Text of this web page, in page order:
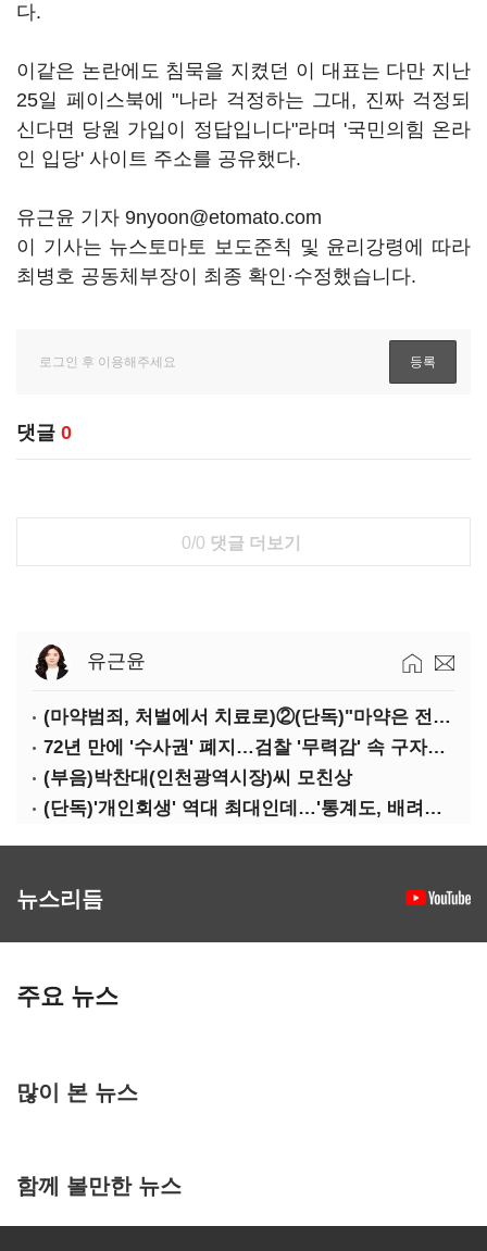
다.
이같은 논란에도 침묵을 지켰던 이 대표는 다만 지난
25일 페이스북에 "나라 걱정하는 그대, 진짜 걱정되
신다면 당원 가입이 정답입니다"라며 '국민의힘 온라
인 입당' 사이트 주소를 공유했다.
유근윤 기자 9nyoon@etomato.com
이 기사는 뉴스토마토 보도준칙 및 윤리강령에 따라
최병호 공동체부장이 최종 확인·수정했습니다.
댓글 0
0/0 댓글 더보기
유근윤
(마약범죄, 처벌에서 치료로)②(단독)"마약은 전염병…여성 맞춤형 재활과정 개발 중"
72년 만에 '수사권' 폐지…검찰 '무력감' 속 구자현 사의
(부음)박찬대(인천광역시장)씨 모친상
(단독)'개인회생' 역대 최대인데…'통계도, 배려도' 없는 사법부
뉴스리듬
주요 뉴스
많이 본 뉴스
함께 볼만한 뉴스